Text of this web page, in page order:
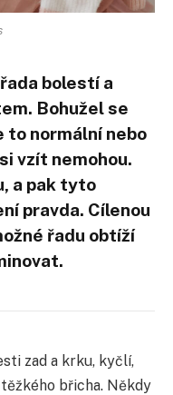
bolestí a
Bohužel se
to normální nebo
vzít nemohou.
a pak tyto
pravda. Cílenou
řadu obtíží
zad a krku, kyčlí,
břicha. Někdy